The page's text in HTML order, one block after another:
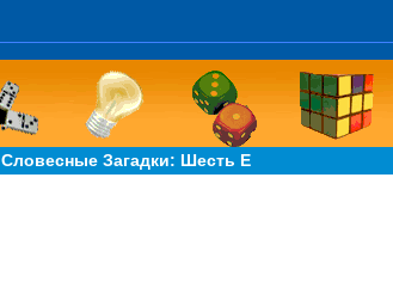
Словесные Загадки: Шесть Е